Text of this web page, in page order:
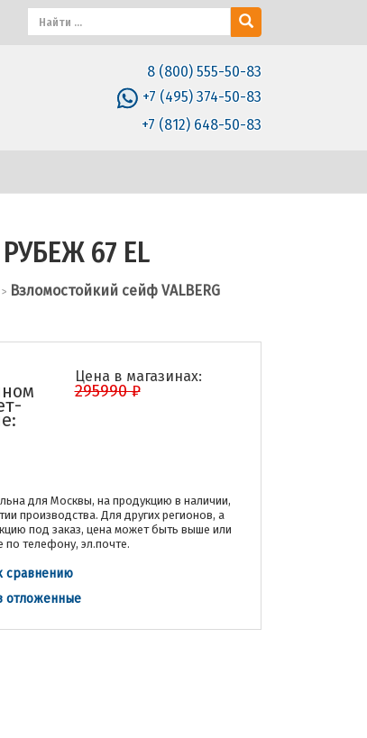
8 (800) 555-50-83
+7 (495) 374-50-83
+7 (812) 648-50-83
67 EL
> Взломостойкий сейф VALBERG
Цена в магазинах:
295990 ₽
для Москвы, на продукцию в наличии,
производства. Для других регионов, а
под заказ, цена может быть выше или
по телефону, эл.почте.
сравнению
отложенные